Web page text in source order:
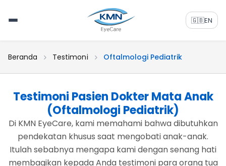
🇬🇧EN
Beranda Testimoni Oftalmologi Pediatrik
Testimoni Pasien Dokter Mata Anak
(Oftalmologi Pediatrik)
Di KMN EyeCare, kami memahami bahwa dibutuhkan
pendekatan khusus saat mengobati anak-anak.
Itulah sebabnya mengapa kami dengan senang hati
membagikan kepada Anda testimoni para orang tua